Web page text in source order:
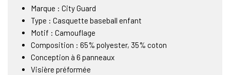
Marque : City Guard
Type : Casquette baseball enfant
Motif : Camouflage
Composition : 65% polyester, 35% coton
Conception à 6 panneaux
Visière préformée